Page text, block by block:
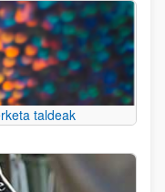
taldeak